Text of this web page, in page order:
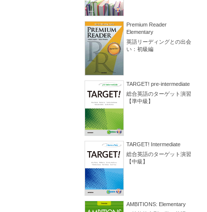
Premium Reader
Elementary
英語リーディングとの出会
い：初級編
TARGET! pre-intermediate
総合英語のターゲット演習
【準中級】
TARGET! Intermediate
総合英語のターゲット演習
【中級】
AMBITIONS: Elementary